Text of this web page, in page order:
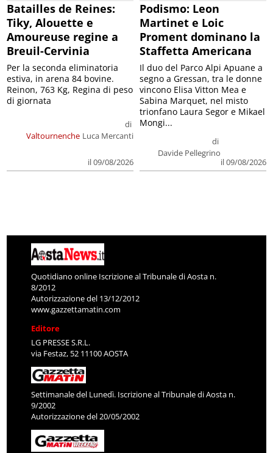
Batailles de Reines:
Tiky, Alouette e
Amoureuse regine a
Breuil-Cervinia
Valtournenche
di
Luca Mercanti
il 09/08/2026
Per la seconda eliminatoria
estiva, in arena 84 bovine.
Reinon, 763 Kg, Regina di peso
di giornata
Podismo: Leon
Martinet e Loic
Proment dominano la
Staffetta Americana
di
Davide Pellegrino
il 09/08/2026
Il duo del Parco Alpi Apuane a
segno a Gressan, tra le donne
vincono Elisa Vitton Mea e
Sabina Marquet, nel misto
trionfano Laura Segor e Mikael
Mongi...
Quotidiano online Iscrizione al Tribunale di Aosta n.
8/2012
Autorizzazione del 13/12/2012
www.gazzettamatin.com
Editore
LG PRESSE S.R.L.
via Festaz, 52 11100 AOSTA
Settimanale del Lunedì. Iscrizione al Tribunale di Aosta n.
9/2002
Autorizzazione del 20/05/2002